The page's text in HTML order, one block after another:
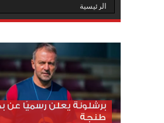
برشلونة يعلن رسميًا عن
طنجة